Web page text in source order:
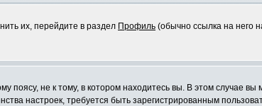
их, перейдите в раздел Профиль (обычно ссылка на него
не к тому, в котором находитесь вы. В этом случае
настроек, требуется быть зарегистрированным